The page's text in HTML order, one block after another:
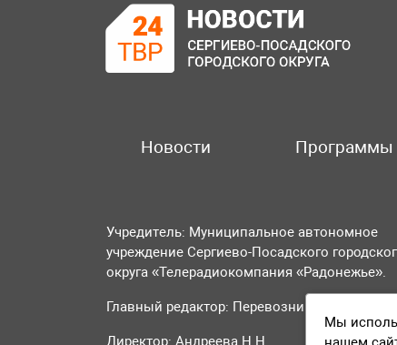
Новости Программы
Учредитель: Муниципальное автономное
учреждение Сергиево-Посадского
округа «Телерадиокомпания «Радонежье».
Главный редактор: Перевозникова О.А.
Директор: Андреева Н.Н.
Мы